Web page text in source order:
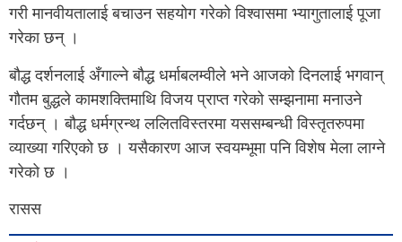
गरी मानवीयतालाई बचाउन सहयोग गरेको विश्वासमा भ्यागुतालाई पूजा
गरेका छन् ।
बौद्ध दर्शनलाई अँगाल्ने बौद्ध धर्माबलम्वीले भने आजको दिनलाई भगवान्
गौतम बुद्धले कामशक्तिमाथि विजय प्राप्त गरेको सम्झनामा मनाउने
गर्दछन् । बौद्ध धर्मग्रन्थ ललितविस्तरमा यससम्बन्धी विस्तृतरुपमा
व्याख्या गरिएको छ । यसैकारण आज स्वयम्भूमा पनि विशेष मेला लाग्ने
गरेको छ ।
रासस